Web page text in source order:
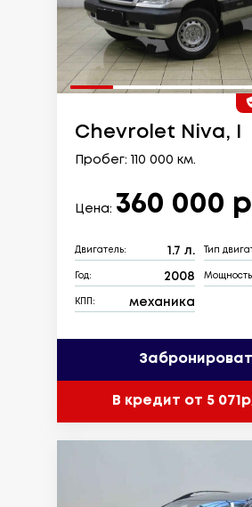
Chevrolet Niva, I
Пробег: 110 000 км.
Цена: 360 000
Двигатель: 1.7 л. Тип
Год: 2008
КПП: механика
В кредит от 5